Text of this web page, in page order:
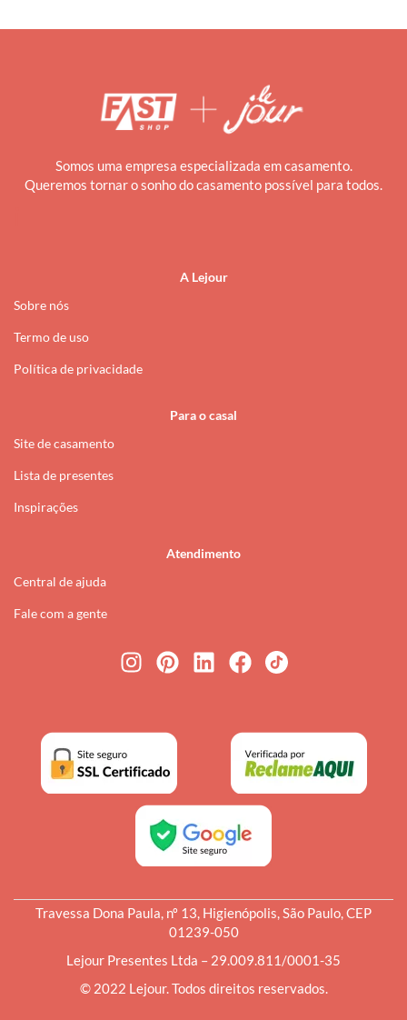
Somos uma empresa especializada em casamento.
Queremos tornar o sonho do casamento possível para todos.
A Lejour
Sobre nós
Termo de uso
Política de privacidade
Para o casal
Site de casamento
Lista de presentes
Inspirações
Atendimento
Central de ajuda
Fale com a gente
Travessa Dona Paula, nº 13, Higienópolis, São Paulo, CEP
01239-050
Lejour Presentes Ltda – 29.009.811/0001-35
© 2022 Lejour. Todos direitos reservados.